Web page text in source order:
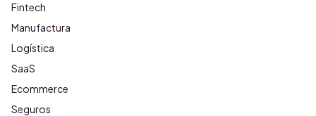
Fintech
Manufactura
Logística
SaaS
Ecommerce
Seguros